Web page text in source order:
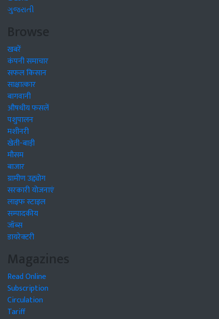
ગુજરાતી
Browse
खबरें
कंपनी समाचार
सफल किसान
साक्षात्कार
बागवानी
औषधीय फसलें
पशुपालन
मशीनरी
खेती-बाड़ी
मौसम
बाजार
ग्रामीण उद्द्योग
सरकारी योजनाएं
लाइफ स्टाइल
सम्पादकीय
जॉब्स
डायरेक्टरी
Magazines
Read Online
Subscription
Circulation
Tariff